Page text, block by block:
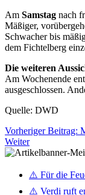
Am Samstag nach
Mäßiger,
Schwacher bis
dem Fichtelberg
Die weiteren
Am Wochenende
ausgeschlossen.
Quelle: DWD
Vorheriger Beitrag:
Weiter
⚠️ Für die
⚠️ Verdi ruft